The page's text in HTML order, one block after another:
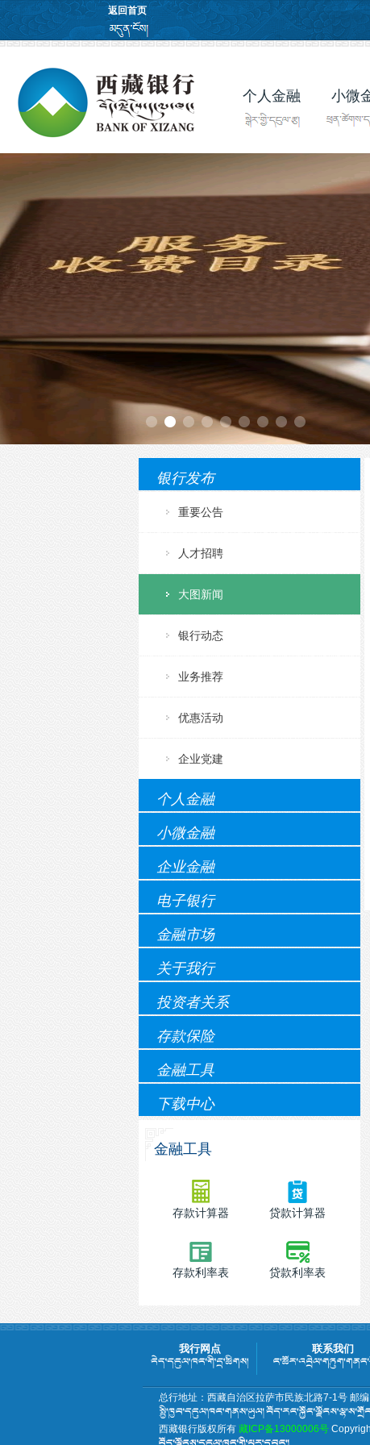
返回首页
个人金融 小微
银行发布
重要公告
人才招聘
大图新闻
银行动态
业务推荐
优惠活动
企业党建
个人金融
小微金融
企业金融
电子银行
金融市场
关于我行
投资者关系
存款保险
金融工具
下载中心
金融工具
存款计算器 贷款计算器
存款利率表 贷款利率表
我行网点 联系我们
总行地址：西藏自治区拉萨市民族北路7-1号 邮
西藏银行版权所有 藏ICP备13000006号